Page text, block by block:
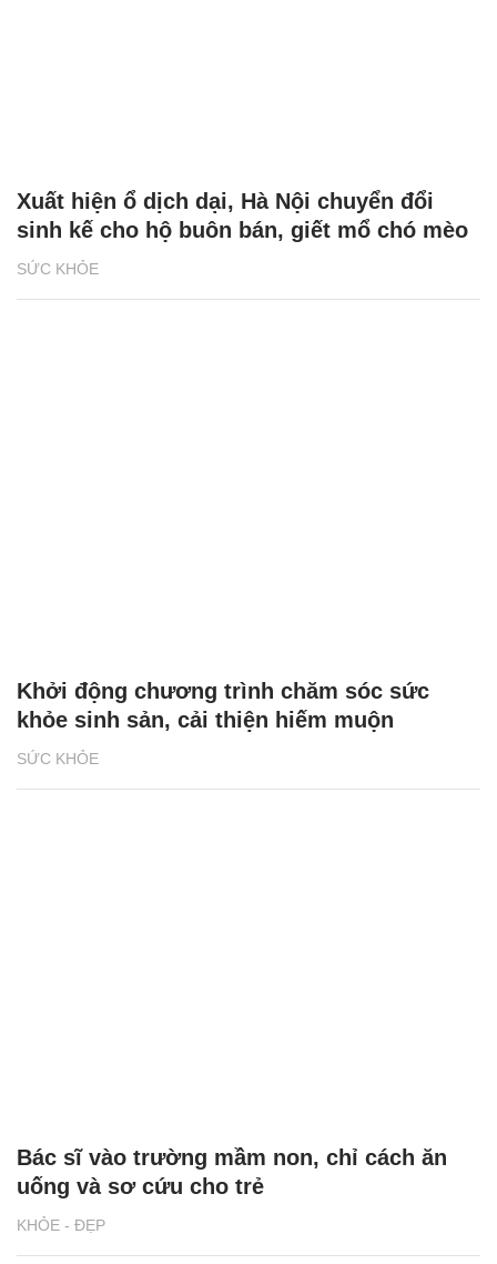
SỨC KHỎE
Xuất hiện ổ dịch dại, Hà Nội chuyển đổi
sinh kế cho hộ buôn bán, giết mổ chó mèo
SỨC KHỎE
Khởi động chương trình chăm sóc sức
khỏe sinh sản, cải thiện hiếm muộn
KHỎE - ĐẸP
Bác sĩ vào trường mầm non, chỉ cách ăn
uống và sơ cứu cho trẻ